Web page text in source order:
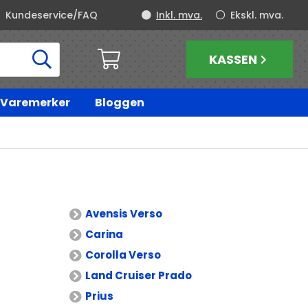
Kundeservice/FAQ Ekskl. mva.
Inkl. mva.
KASSEN
Varemerker Bloggen
Avensis Verso
Carina
Corolla Verso
Land Cruiser Prado
Prius